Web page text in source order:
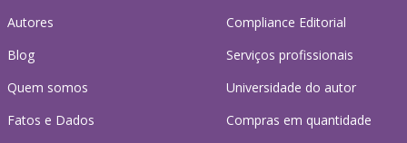
Autores
Blog
Quem somos
Fatos e Dados
Compliance Editorial
Serviços profissionais
Universidade do autor
Compras em quantidade